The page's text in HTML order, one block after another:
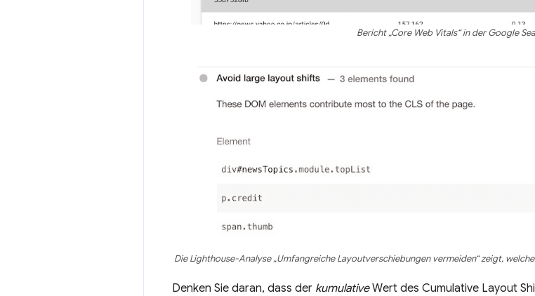
Bericht „Core Web Vitals“ in der Google
Die Lighthouse-Analyse „Umfangreiche Layoutverschiebungen vermeiden“ zeigt,
Denken Sie daran, dass der kumulativeWert des Cumulative Layout